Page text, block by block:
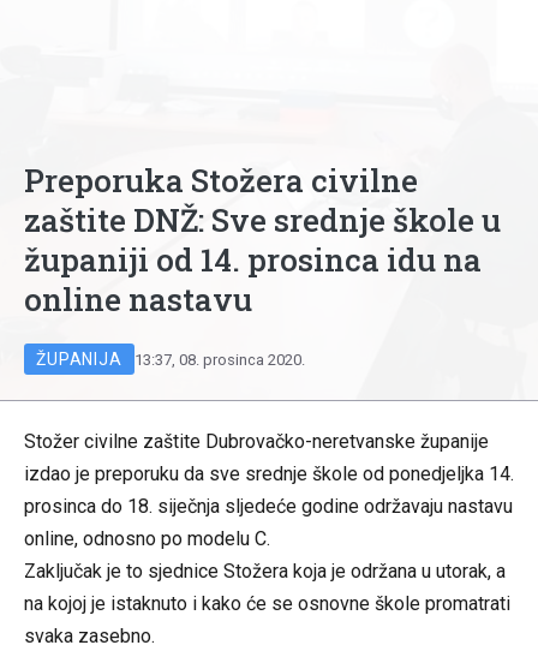
Preporuka Stožera civilne
zaštite DNŽ: Sve srednje škole u
županiji od 14. prosinca idu na
online nastavu
ŽUPANIJA 13:37, 08. prosinca 2020.
Stožer civilne zaštite Dubrovačko-neretvanske županije
izdao je preporuku da sve srednje škole od ponedjeljka 14.
prosinca do 18. siječnja sljedeće godine održavaju nastavu
online, odnosno po modelu C.
Zaključak je to sjednice Stožera koja je održana u utorak, a
na kojoj je istaknuto i kako će se osnovne škole promatrati
svaka zasebno.